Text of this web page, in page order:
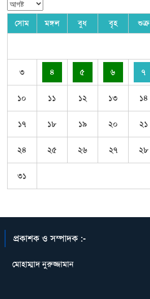
সোম মঙ্গল বুধ বৃহ শুক্র
৩ ৪ ৫ ৬ ৭
১০ ১১ ১২ ১৩ ১৪
১৭ ১৮ ১৯ ২০ ২১
২৪ ২৫ ২৬ ২৭ ২৮
৩১
প্রকাশক ও সম্পাদক :-
মোহাম্মাদ নুরুজ্জামান